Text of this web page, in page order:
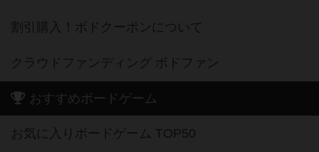
割引購入！ボドクーポンについて
クラウドファンディング ボドファン
おすすめボードゲーム
お気に入りボードゲーム TOP50